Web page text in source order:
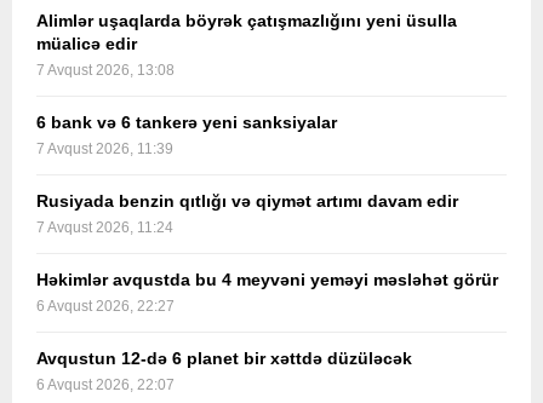
Alimlər uşaqlarda böyrək çatışmazlığını yeni üsulla
müalicə edir
7 Avqust 2026, 13:08
6 bank və 6 tankerə yeni sanksiyalar
7 Avqust 2026, 11:39
Rusiyada benzin qıtlığı və qiymət artımı davam edir
7 Avqust 2026, 11:24
Həkimlər avqustda bu 4 meyvəni yeməyi məsləhət görür
6 Avqust 2026, 22:27
Avqustun 12-də 6 planet bir xəttdə düzüləcək
6 Avqust 2026, 22:07